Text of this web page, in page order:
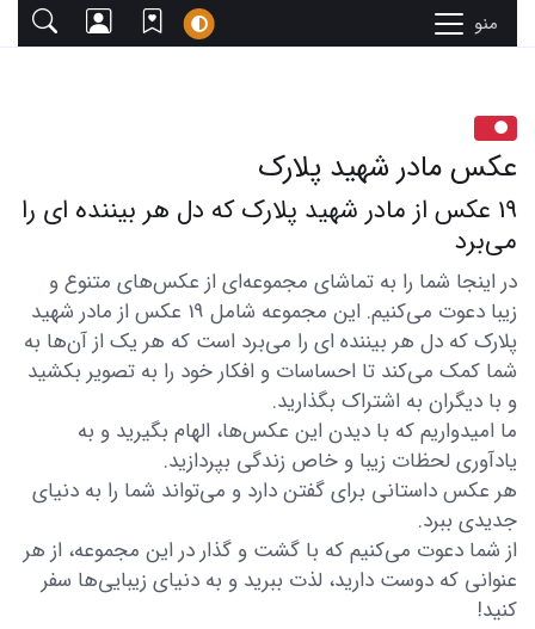
منو
عکس مادر شهید پلارک
19 عکس از مادر شهید پلارک که دل هر بیننده ای را
می‌برد
در اینجا شما را به تماشای مجموعه‌ای از عکس‌های متنوع و
زیبا دعوت می‌کنیم. این مجموعه شامل 19 عکس از مادر شهید
پلارک که دل هر بیننده ای را می‌برد است که هر یک از آن‌ها به
شما کمک می‌کند تا احساسات و افکار خود را به تصویر بکشید
و با دیگران به اشتراک بگذارید.
ما امیدواریم که با دیدن این عکس‌ها، الهام بگیرید و به
یادآوری لحظات زیبا و خاص زندگی بپردازید.
هر عکس داستانی برای گفتن دارد و می‌تواند شما را به دنیای
جدیدی ببرد.
از شما دعوت می‌کنیم که با گشت و گذار در این مجموعه، از هر
عنوانی که دوست دارید، لذت ببرید و به دنیای زیبایی‌ها سفر
کنید!